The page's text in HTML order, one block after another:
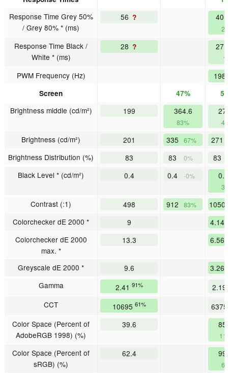
Response Time Grey 50%
/ Grey 80% * (ms)
56 ?
Response Time Black /
White * (ms)
28 ?
PWM Frequency (Hz)
Screen 47%
Brightness middle (cd/m²) 199 364.6
83%
Brightness (cd/m²) 201 335 67%
271
Brightness Distribution (%)
83 83 0%
83
Black Level * (cd/m²)
0.4 0.4 -0%
Contrast (:1) 498 912 83%
1050
Colorchecker dE 2000 *
9
4.14
Colorchecker dE 2000
max. *
13.3 6.56
Greyscale dE 2000 * 9.6
3.26
Gamma
2.41 91%
2.19
CCT
10695 61%
Color Space (Percent of
AdobeRGB 1998) (%)
39.6
Color Space (Percent of
sRGB) (%)
62.4